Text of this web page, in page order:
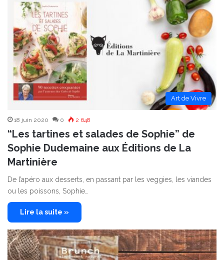
Art de Vivre
18 juin 2020 0 2 648
“Les tartines et salades de Sophie” de
Sophie Dudemaine aux Éditions de La
Martinière
De l’apéro aux desserts, en passant par les veggies, les viandes
ou les poissons, Sophie…
Lire la suite »